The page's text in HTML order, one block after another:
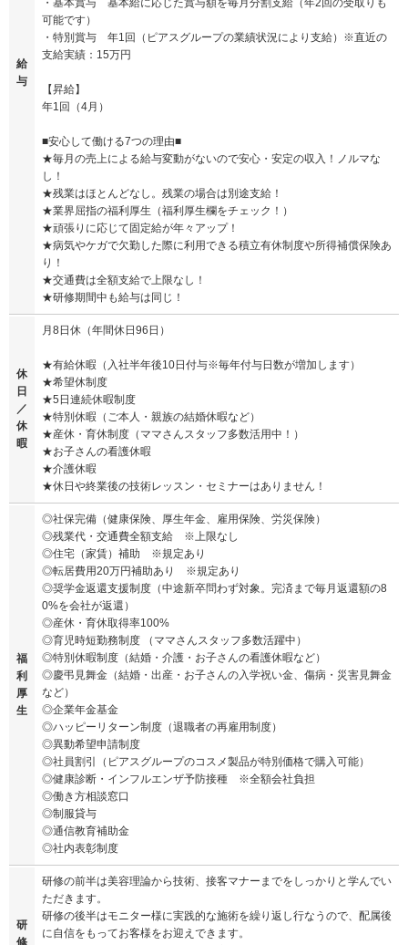
給
与
・基本賞与 基本給に応じた賞与額を毎月分割支給（年2回の受取りも
可能です）
・特別賞与 年1回（ピアスグループの業績状況により支給）※直近の
支給実績：15万円
【昇給】
年1回（4月）
■安心して働ける7つの理由■
★毎月の売上による給与変動がないので安心・安定の収入！ノルマな
し！
★残業はほとんどなし。残業の場合は別途支給！
★業界屈指の福利厚生（福利厚生欄をチェック！）
★頑張りに応じて固定給が年々アップ！
★病気やケガで欠勤した際に利用できる積立有休制度や所得補償保険あ
り！
★交通費は全額支給で上限なし！
★研修期間中も給与は同じ！
休
日
／
休
暇
月8日休（年間休日96日）
★有給休暇（入社半年後10日付与※毎年付与日数が増加します）
★希望休制度
★5日連続休暇制度
★特別休暇（ご本人・親族の結婚休暇など）
★産休・育休制度（ママさんスタッフ多数活用中！）
★お子さんの看護休暇
★介護休暇
★休日や終業後の技術レッスン・セミナーはありません！
福
利
厚
生
◎社保完備（健康保険、厚生年金、雇用保険、労災保険）
◎残業代・交通費全額支給 ※上限なし
◎住宅（家賃）補助 ※規定あり
◎転居費用20万円補助あり ※規定あり
◎奨学金返還支援制度（中途新卒問わず対象。完済まで毎月返還額の8
0%を会社が返還）
◎産休・育休取得率100%
◎育児時短勤務制度 （ママさんスタッフ多数活躍中）
◎特別休暇制度（結婚・介護・お子さんの看護休暇など）
◎慶弔見舞金（結婚・出産・お子さんの入学祝い金、傷病・災害見舞金
など）
◎企業年金基金
◎ハッピーリターン制度（退職者の再雇用制度）
◎異動希望申請制度
◎社員割引（ピアスグループのコスメ製品が特別価格で購入可能）
◎健康診断・インフルエンザ予防接種 ※全額会社負担
◎働き方相談窓口
◎制服貸与
◎通信教育補助金
◎社内表彰制度
研
修
研修の前半は美容理論から技術、接客マナーまでをしっかりと学んでい
ただきます。
研修の後半はモニター様に実践的な施術を繰り返し行なうので、配属後
に自信をもってお客様をお迎えできます。